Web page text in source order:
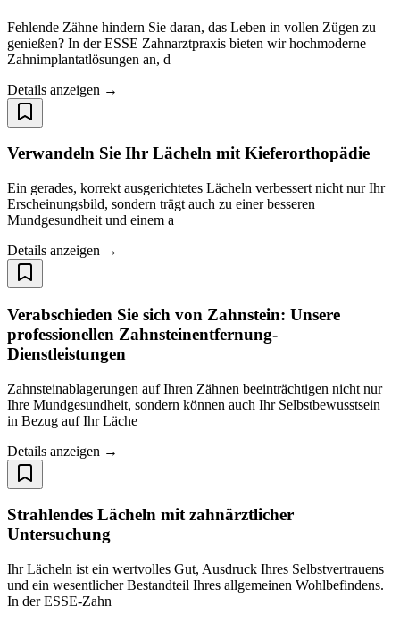
Fehlende Zähne hindern Sie daran, das Leben in vollen Zügen zu
genießen? In der ESSE Zahnarztpraxis bieten wir hochmoderne
Zahnimplantatlösungen an, d
Details anzeigen →
Verwandeln Sie Ihr Lächeln mit Kieferorthopädie
Ein gerades, korrekt ausgerichtetes Lächeln verbessert nicht nur Ihr
Erscheinungsbild, sondern trägt auch zu einer besseren
Mundgesundheit und einem a
Details anzeigen →
Verabschieden Sie sich von Zahnstein: Unsere
professionellen Zahnsteinentfernung-
Dienstleistungen
Zahnsteinablagerungen auf Ihren Zähnen beeinträchtigen nicht nur
Ihre Mundgesundheit, sondern können auch Ihr Selbstbewusstsein
in Bezug auf Ihr Läche
Details anzeigen →
Strahlendes Lächeln mit zahnärztlicher
Untersuchung
Ihr Lächeln ist ein wertvolles Gut, Ausdruck Ihres Selbstvertrauens
und ein wesentlicher Bestandteil Ihres allgemeinen Wohlbefindens.
In der ESSE-Zahn